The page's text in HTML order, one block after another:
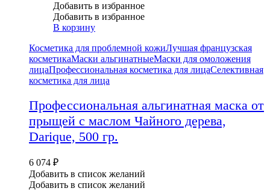
Добавить в избранное
Добавить в избранное
В корзину
Косметика для проблемной кожиЛучшая французская
косметикаМаски альгинатныеМаски для омоложения
лицаПрофессиональная косметика для лицаСелективная
косметика для лица
Профессиональная альгинатная маска от
прыщей с маслом Чайного дерева,
Darique, 500 гр.
6 074 ₽
Добавить в список желаний
Добавить в список желаний